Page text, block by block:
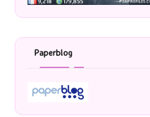
Paperblog